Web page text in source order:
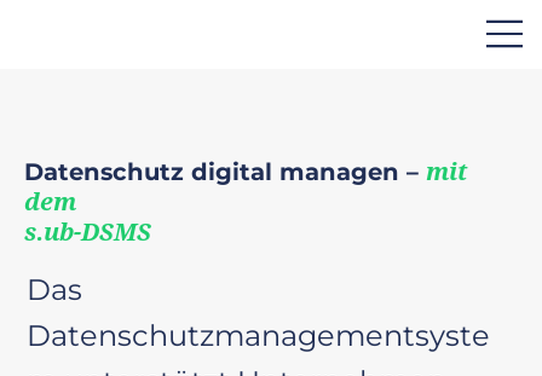
Datenschutz digital managen –mit
dem
s.ub-DSMS
Das
Datenschutzmanagementsyste